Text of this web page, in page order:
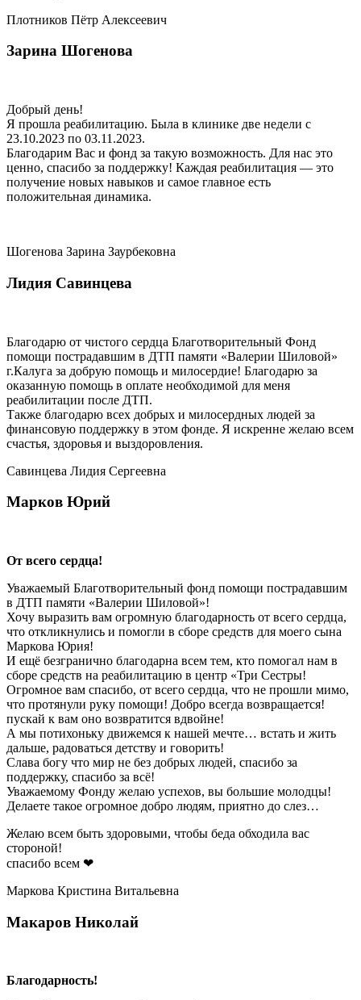
Плотников Пётр Алексеевич
Зарина Шогенова
Добрый день!
Я прошла реабилитацию. Была в клинике две недели с
23.10.2023 по 03.11.2023.
Благодарим Вас и фонд за такую возможность. Для нас это
ценно, спасибо за поддержку! Каждая реабилитация — это
получение новых навыков и самое главное есть
положительная динамика.
Шогенова Зарина Заурбековна
Лидия Савинцева
Благодарю от чистого сердца Благотворительный Фонд
помощи пострадавшим в ДТП памяти «Валерии Шиловой»
г.Калуга за добрую помощь и милосердие! Благодарю за
оказанную помощь в оплате необходимой для меня
реабилитации после ДТП.
Также благодарю всех добрых и милосердных людей за
финансовую поддержку в этом фонде. Я искренне желаю всем
счастья, здоровья и выздоровления.
Савинцева Лидия Сергеевна
Марков Юрий
От всего сердца!
Уважаемый Благотворительный фонд помощи пострадавшим
в ДТП памяти «Валерии Шиловой»!
Хочу выразить вам огромную благодарность от всего сердца,
что откликнулись и помогли в сборе средств для моего сына
Маркова Юрия!
И ещё безгранично благодарна всем тем, кто помогал нам в
сборе средств на реабилитацию в центр «Три Сестры!
Огромное вам спасибо, от всего сердца, что не прошли мимо,
что протянули руку помощи! Добро всегда возвращается!
пускай к вам оно возвратится вдвойне!
А мы потихоньку движемся к нашей мечте… встать и жить
дальше, радоваться детству и говорить!
Слава богу что мир не без добрых людей, спасибо за
поддержку, спасибо за всё!
Уважаемому Фонду желаю успехов, вы большие молодцы!
Делаете такое огромное добро людям, приятно до слез…
Желаю всем быть здоровыми, чтобы беда обходила вас
стороной!
спасибо всем ❤
Маркова Кристина Витальевна
Макаров Николай
Благодарность!